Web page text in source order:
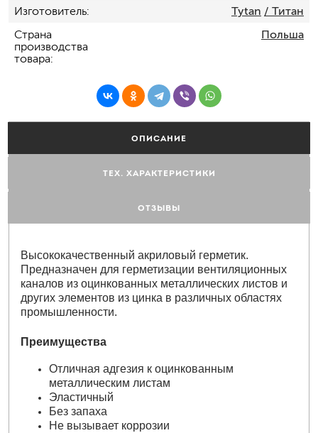
Изготовитель Tytan / Титан
Страна
производства
товара
Польша
ОПИСАНИЕ
ТЕХ. ХАРАКТЕРИСТИКИ
ОТЗЫВЫ
Высококачественный акриловый герметик.
Предназначен для герметизации вентиляционных
каналов из оцинкованных металлических листов и
других элементов из цинка в различных областях
промышленности.
Преимущества
Отличная адгезия к оцинкованным
металлическим листам
Эластичный
Без запаха
Не вызывает коррозии